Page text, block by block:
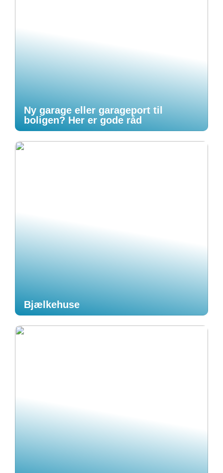
Ny garage eller garageport til
boligen? Her er gode råd
Bjælkehuse